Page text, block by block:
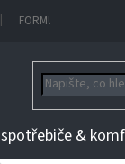
FORMULÁŘ NA
&